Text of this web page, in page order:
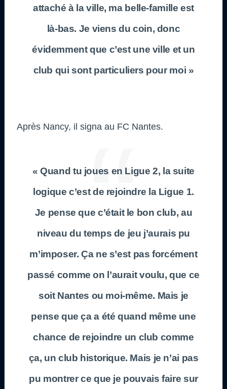
attaché à la ville, ma belle-famille est
là-bas. Je viens du coin, donc
évidemment que c’est une ville et un
club qui sont particuliers pour moi »
Après Nancy, il signa au FC Nantes.
« Quand tu joues en Ligue 2, la suite
logique c’est de rejoindre la Ligue 1.
Je pense que c’était le bon club, au
niveau du temps de jeu j’aurais pu
m’imposer. Ça ne s’est pas forcément
passé comme on l’aurait voulu, que ce
soit Nantes ou moi-même. Mais je
pense que ça a été quand même une
chance de rejoindre un club comme
ça, un club historique. Mais je n’ai pas
pu montrer ce que je pouvais faire sur